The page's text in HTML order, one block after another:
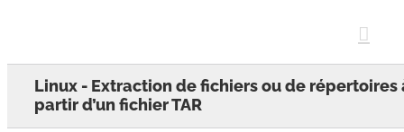
Linux - Extraction de fichiers ou de répertoires
partir d’un fichier TAR